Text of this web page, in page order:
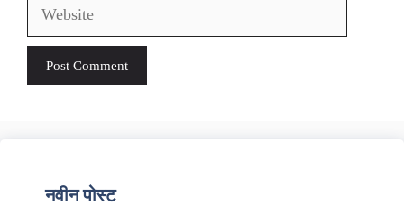
Website
नवीन पोस्ट